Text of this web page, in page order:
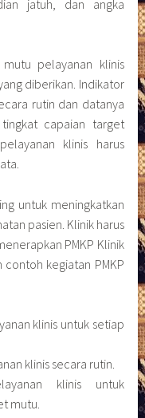
jatuh, dan angka
pelayanan klinis
diberikan. Indikator
rutin dan datanya
capaian target
klinis harus
untuk meningkatkan
pasien. Klinik harus
PMKP Klinik
kegiatan PMKP
klinis untuk setiap
klinis secara rutin.
klinis untuk
mutu.